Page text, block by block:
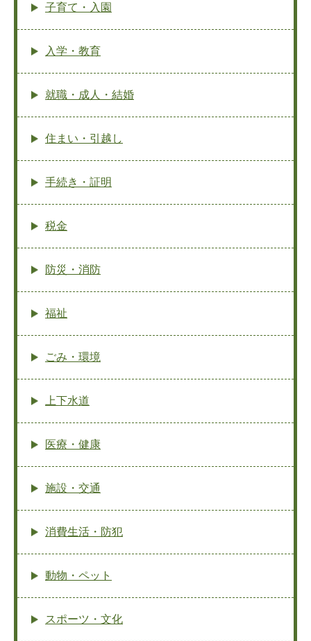
子育て・入園
入学・教育
就職・成人・結婚
住まい・引越し
手続き・証明
税金
防災・消防
福祉
ごみ・環境
上下水道
医療・健康
施設・交通
消費生活・防犯
動物・ペット
スポーツ・文化